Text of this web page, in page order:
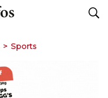
> Sports